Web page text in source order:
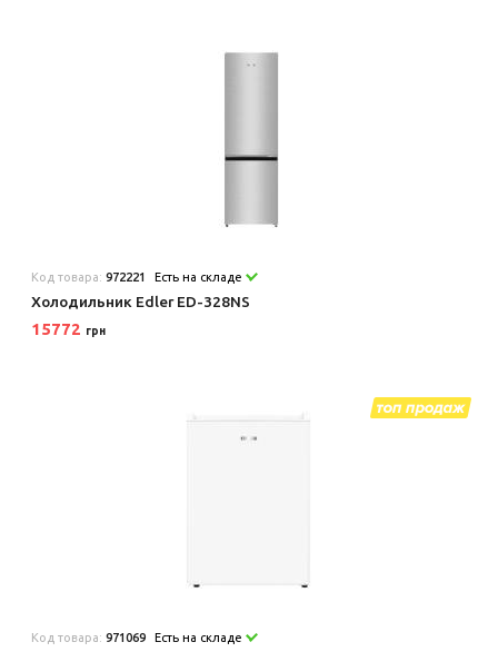
Код товара:972221 Есть на складе
Холодильник Edler ED-328NS
15772 грн
Код товара:971069 Есть на складе